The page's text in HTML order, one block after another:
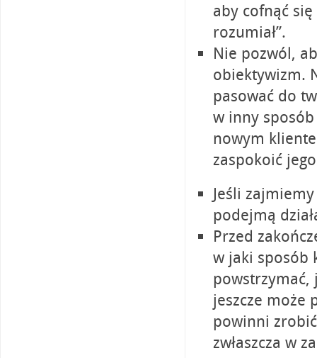
aby cofnąć
rozumiał”.
Nie pozwól,
obiektywizm.
pasować do
w inny
nowym
zaspokoić
Jeśli
podejmą
Przed
w jaki sposób
powstrzymać,
jeszcze może
powinni
zwłaszcza w